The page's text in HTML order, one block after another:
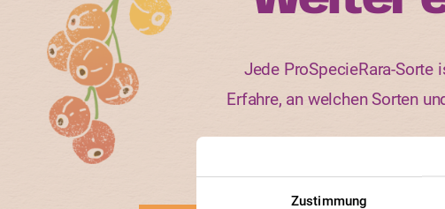
Zustimmung
Jede ProSpecieRara-
Erfahre, an welchen Sorten